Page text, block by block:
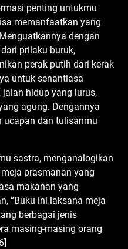
penting untukmu
memanfaatkan yang
dengan
prilaku buruk,
perak putih dari kerak
untuk senantiasa
hidup yang lurus,
agung. Dengannya
ucapan dan tulisanmu
sastra, menganalogikan
prasmanan yang
makanan yang
“Buku ini laksana meja
berbagai jenis
masing-masing orang